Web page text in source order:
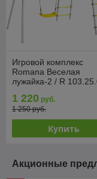
Игровой комплекс
Romana Веселая
лужайка-2 / R
серый/желтый)
1 220 руб.
1 250 руб.
Купить
Акционные